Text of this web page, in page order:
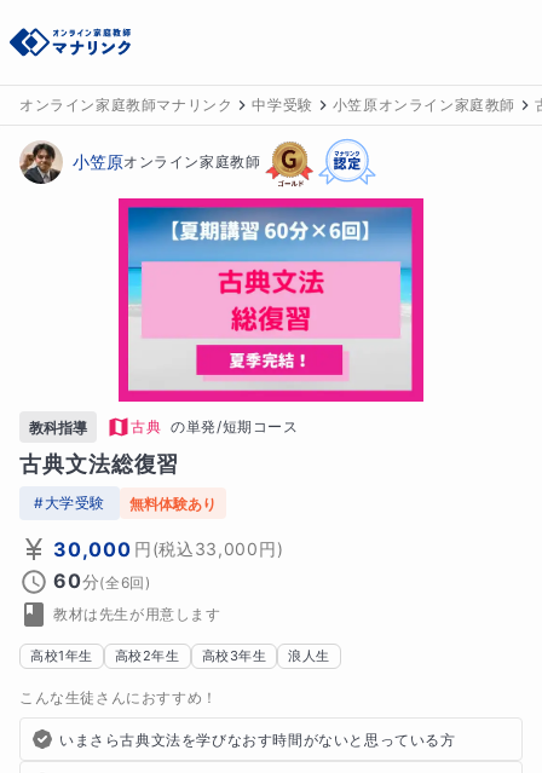
オンライン家庭教師マナリンク 中学受験 小笠原オンライン家庭教師
小笠原オンライン家庭教師
教科指導 古典 の単発/短期コース
古典文法総復習
#大学受験 無料体験あり
30,000 円(税込33,000円)
60分(全6回)
教材は先生が用意します
高校1年生 高校2年生 高校3年生 浪人生
こんな生徒さんにおすすめ！
いまさら古典文法を学びなおす時間がないと思っている方